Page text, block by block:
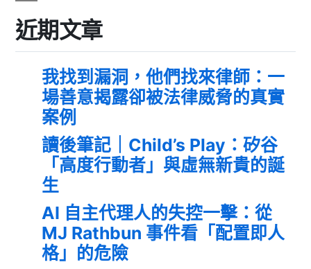
近期文章
我找到漏洞，他們找來律師：一
場善意揭露卻被法律威脅的真實
案例
讀後筆記｜Child’s Play：矽谷
「高度行動者」與虛無新貴的誕
生
AI 自主代理人的失控一擊：從
MJ Rathbun 事件看「配置即人
格」的危險